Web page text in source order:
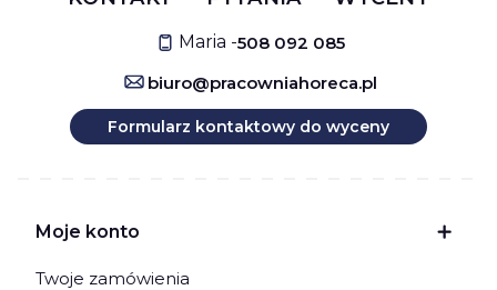
Maria -508 092 085
biuro@pracowniahoreca.pl
Formularz kontaktowy do wyceny
Moje konto
Twoje zamówienia